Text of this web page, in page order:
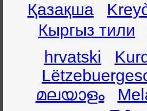
Қазақша
Кыргыз тили
hrvatski
മലയാളം